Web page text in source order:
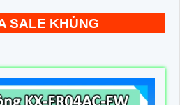
SALE KHỦNG